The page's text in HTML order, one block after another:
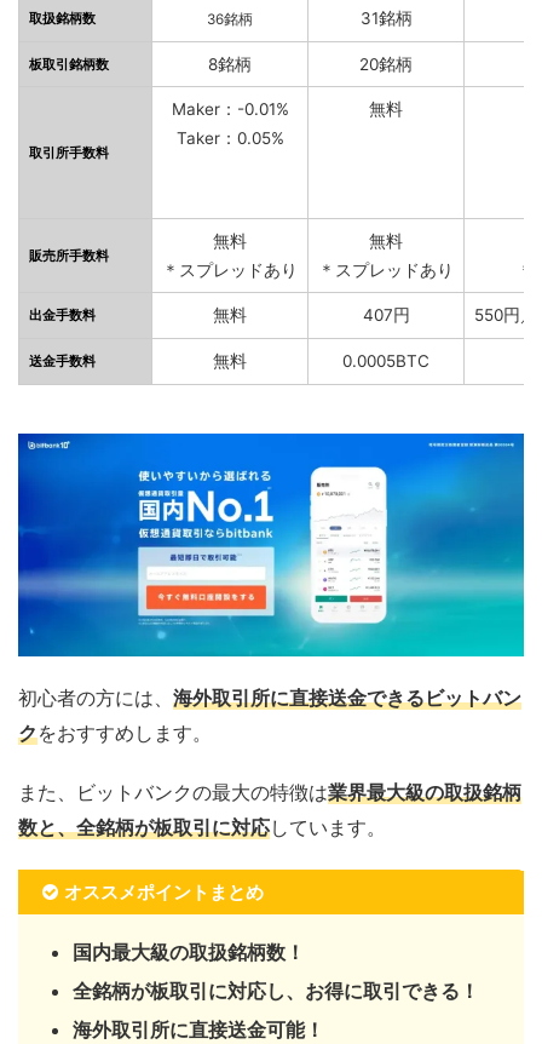
取扱銘柄数 36銘柄 31銘柄
板取引銘柄数 8銘柄 20銘柄
取引所手数料
Maker：-0.01%
Taker：0.05%
無料
販売所手数料
無料
＊スプレッドあり
無料
＊スプレッドあり
＊
出金手数料 無料 407円 550円
送金手数料 無料 0.0005BTC
初心者の方には、 海外取引所に直接送金できるビットバン
クをおすすめします。
また、ビットバンクの最大の特徴は業界最大級の取扱銘柄
数と、全銘柄が板取引に対応しています。
オススメポイントまとめ
国内最大級の取扱銘柄数！
全銘柄が板取引に対応し、お得に取引できる！
海外取引所に直接送金可能！